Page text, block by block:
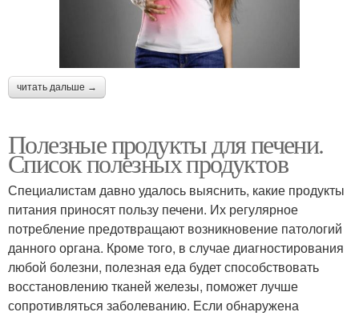
читать дальше →
Полезные продукты для печени.
Список полезных продуктов
Специалистам давно удалось выяснить, какие продукты
питания приносят пользу печени. Их регулярное
потребление предотвращают возникновение патологий
данного органа. Кроме того, в случае диагностирования
любой болезни, полезная еда будет способствовать
восстановлению тканей железы, поможет лучше
сопротивляться заболеванию. Если обнаружена